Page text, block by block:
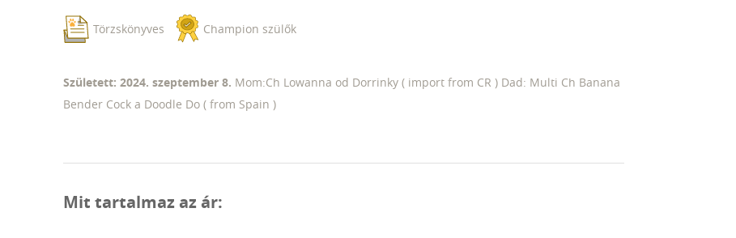
Törzskönyves Champion szülők
Született: 2024. szeptember 8. Mom:Ch Lowanna od Dorrinky ( import from CR ) Dad: Multi Ch Banana
Bender Cock a Doodle Do ( from Spain )
Mit tartalmaz az ár: